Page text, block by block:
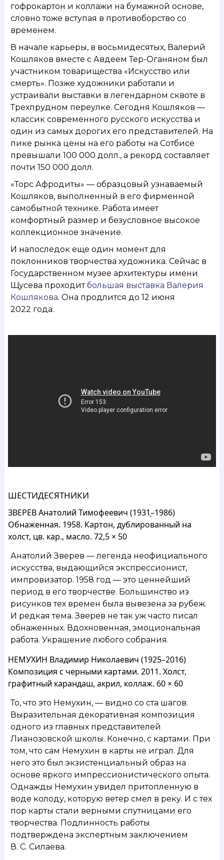
гофрокартон и коллажи на бумажной основе,
словно тоже вступая в противоборство со
временем.
В начале карьеры, в восьмидесятых, Валерий
Кошляков вместе с Авдеем Тер-Оганяном был
участником товарищества «Искусство или
смерть». Позже художники работали и
устраивали выставки в легендарном сквоте в
Трехпрудном переулке. Сегодня Кошляков —
классик современного русского искусства и
один из самых дорогих его представителей. На
пике рынка цены на его работы на Сотбисе
превышали 100 000 долл., а рекорд составляет
почти 150 000 долл.
«Торс Афродиты» — образцовый узнаваемый
Кошляков, выполненный в его фирменной
самобытной технике. Работа имеет
комфортный размер и безусловное высокое
коллекционное значение.
И напоследок еще один момент для
поклонников творчества художника. Сейчас в
Государственном музее архитектуры имени
Щусева проходитбольшая выставка Валерия
Кошлякова. Она продлится до 12 июня
2022 года.
ШЕСТИДЕСЯТНИКИ
ЗВЕРЕВ Анатолий Тимофеевич (1931֪–1986)
Обнаженная. 1958. Картон, дублированный на
холст, цв. кар., масло. 72,5 × 50
Анатолий Зверев — легенда неофициального
искусства, выдающийся экспрессионист,
импровизатор. 1958 год — это ценнейший
период в его творчестве. Большинство из
рисунков тех времен была вывезена за рубеж.
И редкая тема. Зверев не так уж часто писал
обнаженных. Вдохновенная, эмоциональная
работа. Украшение любого собрания.
НЕМУХИН Владимир Николаевич (1925–2016)
Композиция с черными картами. 2011. Холст,
графитный карандаш, акрил, коллаж. 60 × 60
То, что это Немухин, — видно со ста шагов.
Выразительная декоративная композиция
одного из главных представителей
Лианозовской школы. Конечно, с картами. При
том, что сам Немухин в карты не играл. Для
него это был экзистенциальный образ на
основе яркого импрессионистического опыта.
Однажды Немухин увидел притопленную в
воде колоду, которую ветер смел в реку. И с тех
пор карты стали верными спутницами его
творчества. Подлинность работы
подтверждена экспертным заключением
В. С. Силаева.